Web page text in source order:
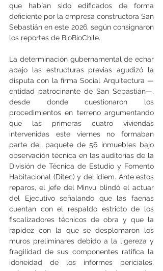
que habían sido edificados de forma
deficiente por la empresa constructora San
Sebastián en este 2026, según consignaron
los reportes de BioBioChile.
La determinación gubernamental de echar
abajo las estructuras previas agudizó la
disputa con la firma Social Arquitectura —
entidad patrocinante de San Sebastián—,
desde donde cuestionaron los
procedimientos en terreno argumentando
que las primeras cuatro viviendas
intervenidas este viernes no formaban
parte del paquete de 56 inmuebles bajo
observación técnica en las auditorías de la
División de Técnica de Estudio y Fomento
Habitacional (Ditec) y del Idiem. Ante estos
reparos, el jefe del Minvu blindó el actuar
del Ejecutivo señalando que las faenas
cuentan con el respaldo estricto de los
fiscalizadores técnicos de obra y que la
rapidez con la que se desplomaron los
muros preliminares debido a la ligereza y
fragilidad de sus componentes ratifica la
idoneidad de los informes periciales,